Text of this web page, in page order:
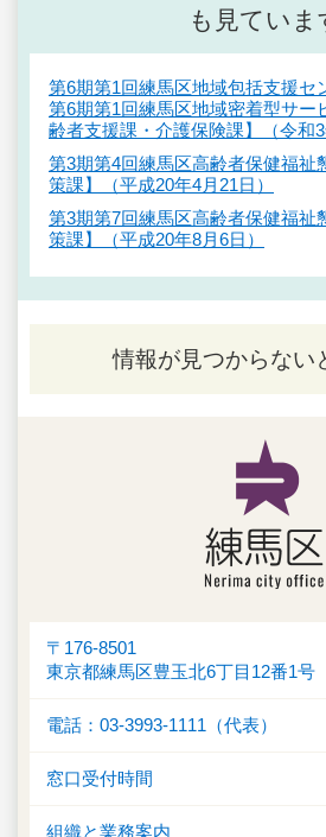
も見ていま
第6期第1回練馬区地域包括支援セ
第6期第1回練馬区地域密着型サー
齢者支援課・介護保険課】（令和3
第3期第4回練馬区高齢者保健福祉
策課】（平成20年4月21日）
第3期第7回練馬区高齢者保健福祉
策課】（平成20年8月6日）
情報が見つからない
〒176-8501
東京都練馬区豊玉北6丁目12番1号
電話：03-3993-1111（代表）
窓口受付時間
組織と業務案内